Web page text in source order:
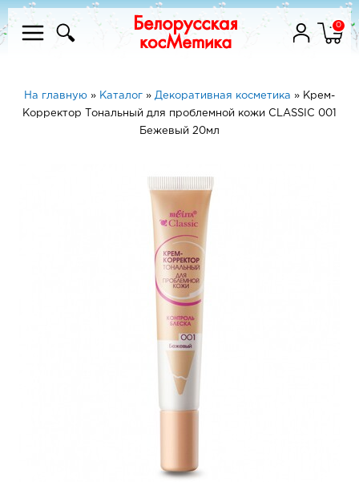
0
На главную » Каталог » Декоративная косметика » Крем-
Корректор Тональный для проблемной кожи CLASSIC 001
Бежевый 20мл